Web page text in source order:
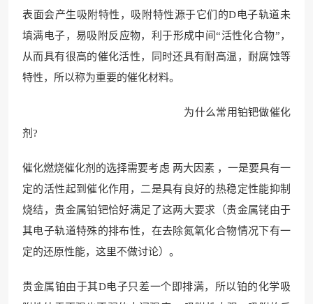
表面会产生吸附特性，吸附特性源于它们的D电子轨道未
填满电子，易吸附反应物，利于形成中间“活性化合物”，
从而具有很高的催化活性，同时还具有耐高温，耐腐蚀等
特性，所以称为重要的催化材料。
为什么常用铂钯做催化
剂?
催化燃烧催化剂的选择需要考虑 两大因素 ，一是要具有一
定的活性起到催化作用，二是具有良好的热稳定性能抑制
烧结，贵金属铂钯恰好满足了这两大要求（贵金属铑由于
其电子轨道特殊的排布性，在去除氮氧化合物情况下有一
定的还原性能，这里不做讨论）。
贵金属铂由于其D电子只差一个即排满，所以铂的化学吸